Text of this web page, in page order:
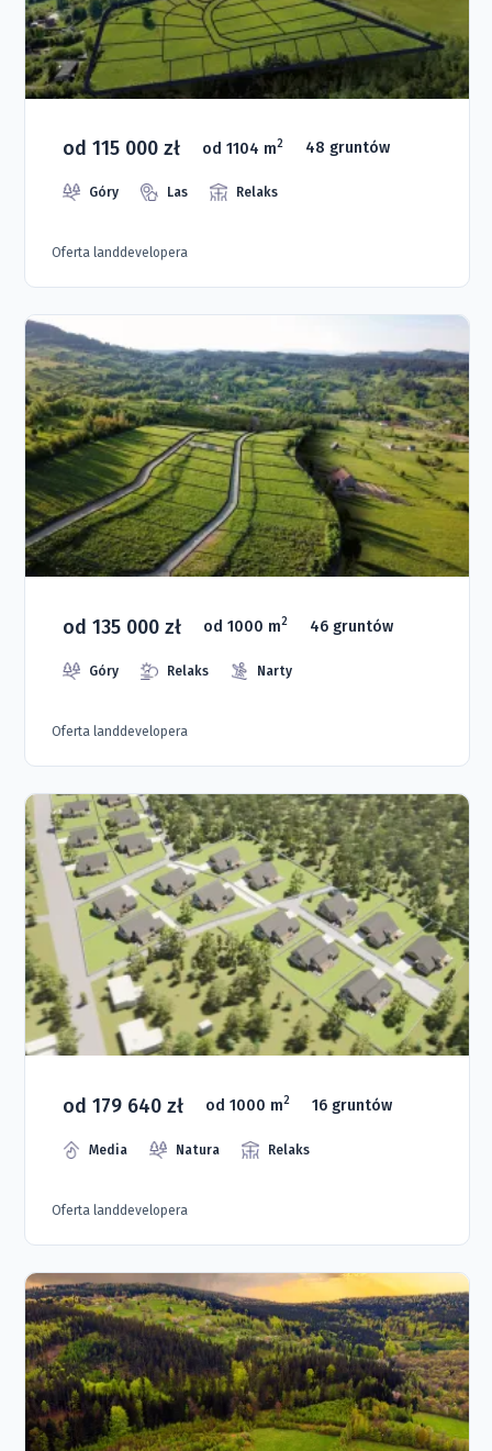
od 115 000 zł od 1104 m2 48 gruntów
Góry Las Relaks
Oferta landdevelopera
od 135 000 zł od 1000 m2 46 gruntów
Góry Relaks Narty
Oferta landdevelopera
od 179 640 zł od 1000 m2 16 gruntów
Media Natura Relaks
Oferta landdevelopera